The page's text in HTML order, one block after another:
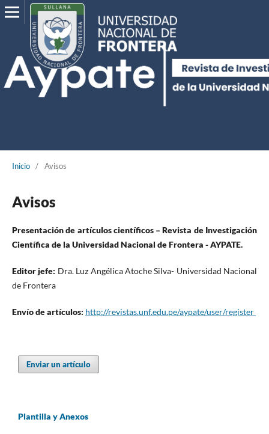
Inicio / Avisos
Avisos
Presentación de artículos científicos – Revista de Investigación
Científica de la Universidad Nacional de Frontera - AYPATE.
Editor jefe: Dra. Luz Angélica Atoche Silva- Universidad Nacional
de Frontera
Envío de artículos: http://revistas.unf.edu.pe/aypate/user/register
Enviar un artículo
Plantilla y Anexos